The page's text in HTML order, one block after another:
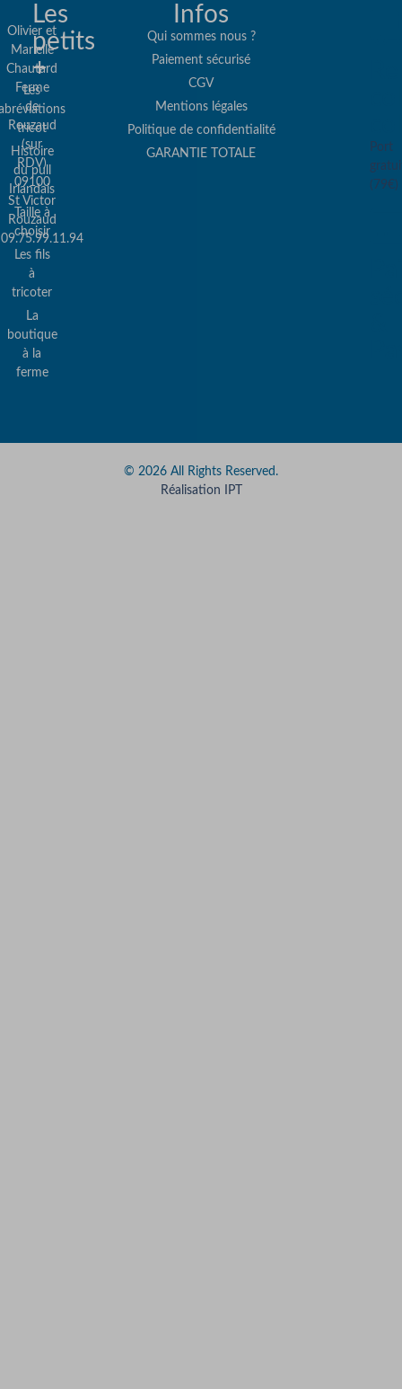
Olivier et
Marielle
Chautard
Ferme
de
Rouzaud
(sur
RDV)
09100
St Victor
Rouzaud
09.75.99.11.94
Les
petits
+
Les
tricot
Histoire
du pull
Irlandais
Taille à
choisir
Les fils
à
tricoter
La
boutique
à la
ferme
Infos
Qui sommes nous ?
Paiement sécurisé
CGV
Mentions légales
Politique de confidentialité
GARANTIE TOTALE
Port
(79€)
© 2026 All Rights Reserved.
Réalisation IPT